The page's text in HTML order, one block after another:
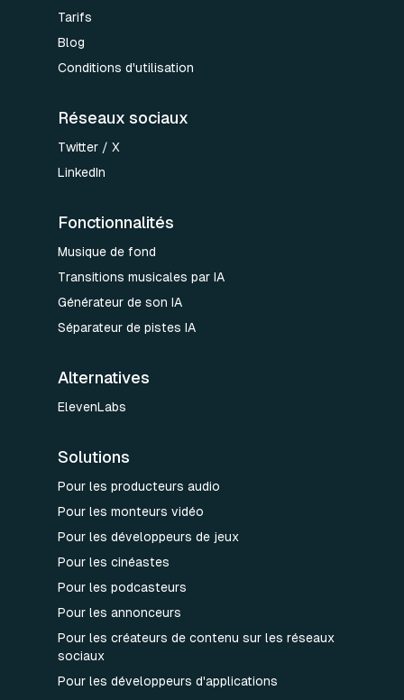
Tarifs
Blog
Conditions d'utilisation
Réseaux sociaux
Twitter / X
LinkedIn
Fonctionnalités
Musique de fond
Transitions musicales par IA
Générateur de son IA
Séparateur de pistes IA
Alternatives
ElevenLabs
Solutions
Pour les producteurs audio
Pour les monteurs vidéo
Pour les développeurs de jeux
Pour les cinéastes
Pour les podcasteurs
Pour les annonceurs
Pour les créateurs de contenu sur les réseaux
sociaux
Pour les développeurs d'applications